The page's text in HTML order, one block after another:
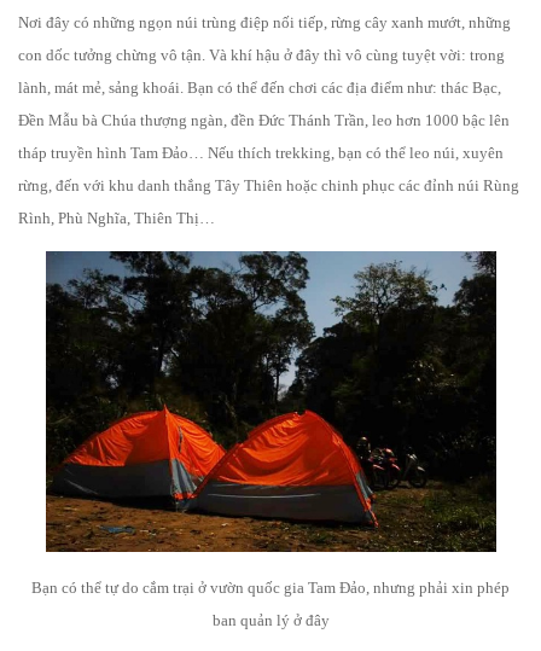
Nơi đây có những ngọn núi trùng điệp nối tiếp, rừng cây xanh mướt, những
con dốc tưởng chừng vô tận. Và khí hậu ở đây thì vô cùng tuyệt vời: trong
lành, mát mẻ, sảng khoái. Bạn có thể đến chơi các địa điểm như: thác Bạc,
Đền Mẫu bà Chúa thượng ngàn, đền Đức Thánh Trần, leo hơn 1000 bậc lên
tháp truyền hình Tam Đảo… Nếu thích trekking, bạn có thể leo núi, xuyên
rừng, đến với khu danh thắng Tây Thiên hoặc chinh phục các đỉnh núi Rùng
Rình, Phù Nghĩa, Thiên Thị…
Bạn có thể tự do cắm trại ở vườn quốc gia Tam Đảo, nhưng phải xin phép
ban quản lý ở đây